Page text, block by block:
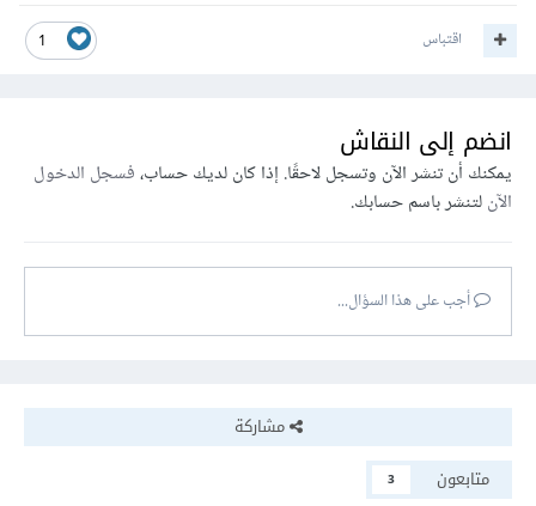
1 اقتباس
انضم إلى النقاش
يمكنك أن تنشر الآن وتسجل لاحقًا. إذا كان لديك حساب،فسجل الدخول
الآنلتنشر باسم حسابك.
أجب على هذا السؤال...
مشاركة
متابعون
3